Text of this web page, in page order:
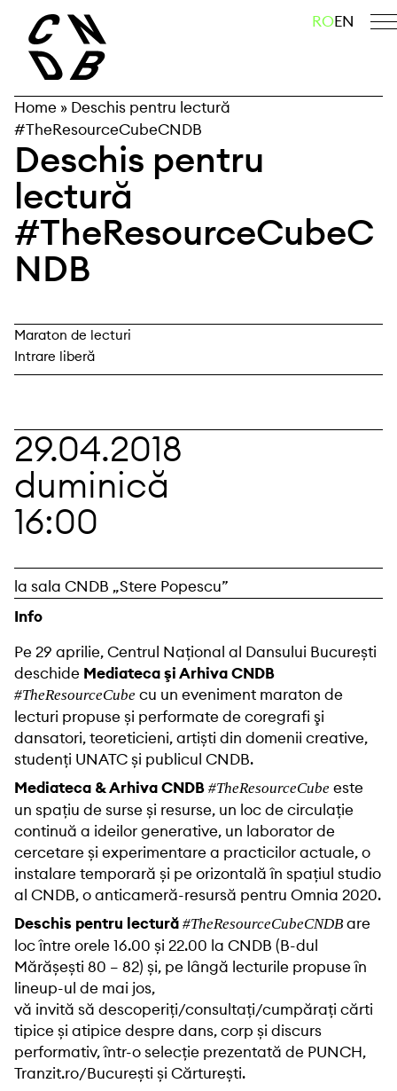
content
caută ROEN
Home » Deschis pentru lectură
#TheResourceCubeCNDB
Deschis pentru
lectură
#TheResourceCubeC
NDB
Maraton de lecturi
Intrare liberă
29.04.2018
duminică
16:00
la sala CNDB „Stere Popescu”
Info
Pe 29 aprilie, Centrul Național al Dansului București
deschide Mediateca şi Arhiva CNDB
#TheResourceCube cu un eveniment maraton de
lecturi propuse și performate de coregrafi şi
dansatori, teoreticieni, artiști din domenii creative,
studenți UNATC și publicul CNDB.
Mediateca & Arhiva CNDB #TheResourceCube este
un spațiu de surse și resurse, un loc de circulație
continuă a ideilor generative, un laborator de
cercetare și experimentare a practicilor actuale, o
instalare temporară și pe orizontală în spațiul studio
al CNDB, o anticameră-resursă pentru Omnia 2020.
Deschis pentru lectură #TheResourceCubeCNDB are
loc între orele 16.00 și 22.00 la CNDB (B-dul
Mărășești 80 – 82) și, pe lângă lecturile propuse în
lineup-ul de mai jos,
vă invită să descoperiți/consultați/cumpărați cărti
tipice și atipice despre dans, corp și discurs
performativ, într-o selecție prezentată de PUNCH,
Tranzit.ro/București și Cărturești.